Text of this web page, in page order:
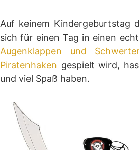
Auf keinem Kindergeburtstag
sich für einen Tag in einen
Augenklappen und
Piratenhaken gespielt wird,
und viel Spaß haben.